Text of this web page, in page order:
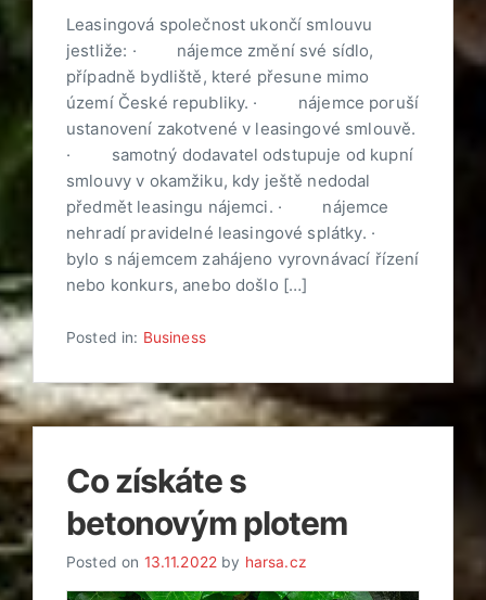
Leasingová společnost ukončí smlouvu
jestliže: · nájemce změní své sídlo,
případně bydliště, které přesune mimo
území České republiky. · nájemce poruší
ustanovení zakotvené v leasingové smlouvě.
· samotný dodavatel odstupuje od kupní
smlouvy v okamžiku, kdy ještě nedodal
předmět leasingu nájemci. · nájemce
nehradí pravidelné leasingové splátky. ·
bylo s nájemcem zahájeno vyrovnávací řízení
nebo konkurs, anebo došlo […]
Posted in: Business
Co získáte s
betonovým plotem
Posted on 13.11.2022 by harsa.cz